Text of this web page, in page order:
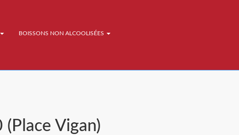
BOISSONS NON ALCOOLISÉES
Vigan)